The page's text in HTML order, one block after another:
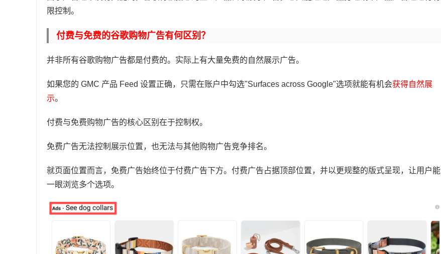
限控制。
付费与免费的谷歌购物广告有何区别？
并非所有谷歌购物广告都是付费的。实际上有大量免费的自然展示广告。
如果您的 GMC 产品 Feed 设置正确，只需在账户中勾选"Surfaces across Google"选项就能有机会获得自然展
示。
付费与免费购物广告的核心区别在于控制权。
免费广告无法控制展示位置，也无法与其他购物广告竞争排名。
就页面位置而言，免费广告始终位于付费广告下方。付费广告占据顶部位置，并以更规整的版式呈现，让用户能
一眼浏览多个选项。